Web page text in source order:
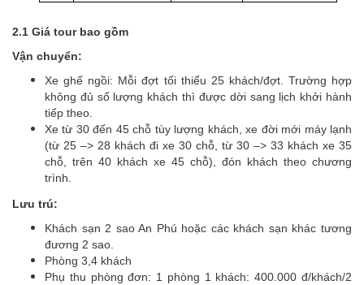
2.1 Giá tour bao gồm
Vận chuyển:
Xe ghế ngồi: Mỗi đợt tối thiểu 25 khách/đợt. Trường hợp
không đủ số lượng khách thì được dời sang lịch khởi hành
tiếp theo.
Xe từ 30 đến 45 chỗ tùy lượng khách, xe đời mới máy lạnh
(từ 25 –> 28 khách đi xe 30 chỗ, từ 30 –> 33 khách xe 35
chỗ, trên 40 khách xe 45 chỗ), đón khách theo chương
trình.
Lưu trú:
Khách sạn 2 sao An Phú hoặc các khách sạn khác tương
đương 2 sao.
Phòng 3,4 khách
Phụ thu phòng đơn: 1 phòng 1 khách: 400.000 đ/khách/2